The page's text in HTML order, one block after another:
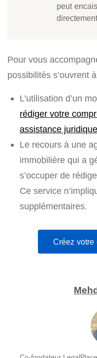
peut
Pour vous
possibilités s’ouvrent
L’utilisation d’un
rédiger votre
assistance
Le recours à une
immobilière qui a
s’occuper de
Ce service
supplémentaires.
Créez votre